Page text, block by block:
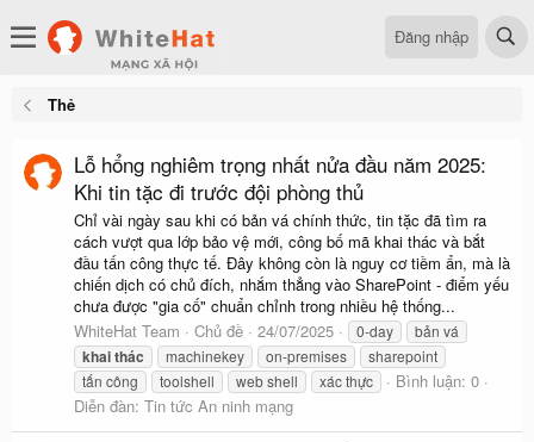
Đăng nhập
Thẻ
Lỗ hổng nghiêm trọng nhất nửa đầu năm 2025:
Khi tin tặc đi trước đội phòng thủ
Chỉ vài ngày sau khi có bản vá chính thức, tin tặc đã tìm ra
cách vượt qua lớp bảo vệ mới, công bố mã khai thác và bắt
đầu tấn công thực tế. Đây không còn là nguy cơ tiềm ẩn, mà là
chiến dịch có chủ đích, nhắm thẳng vào SharePoint - điểm yếu
chưa được "gia cố" chuẩn chỉnh trong nhiều hệ thống...
WhiteHat Team
Chủ đề 24/07/2025 0-day bản vá
khaithác machinekey on-premises
sharepoint
tấn công
toolshell web shell xác thực
Bình luận: 0
Diễn đàn: Tin tức An ninh mạng